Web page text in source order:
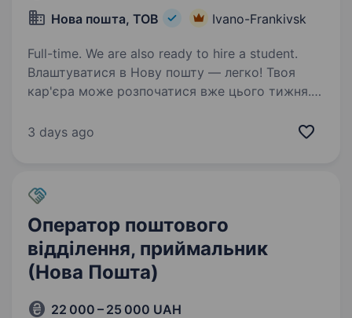
Нова пошта, ТОВ
Ivano-Frankivsk
Full-time. We are also ready to hire a student.
Влаштуватися в Нову пошту — легко! Твоя
кар'єра може розпочатися вже цього тижня.
відділення. Ти шукаєш? Ми гарантуємо: Білу
3 days ago
Оператор поштового
відділення, приймальник
(Нова Пошта)
22 000 – 25 000 UAH